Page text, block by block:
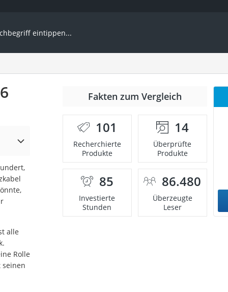
alle
Rolle
seinen
Fakten zum Vergleich
101
Recherchierte
Produkte
14
Überprüfte
Produkte
85
Investierte
Stunden
86.480
Überzeugte
Leser